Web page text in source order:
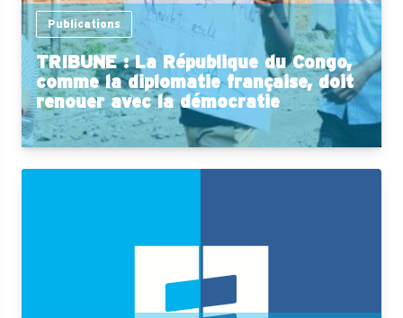
Publications
TRIBUNE : La République du Congo,
comme la diplomatie française, doit
renouer avec la démocratie